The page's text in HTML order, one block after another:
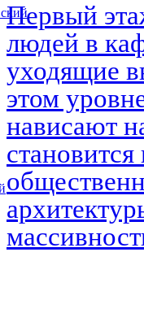
Первый
людей в
уходящие
этом
нависают